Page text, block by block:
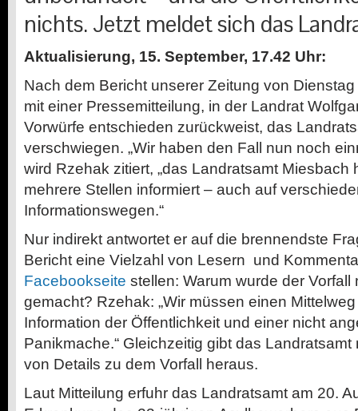
nichts. Jetzt meldet sich das
Aktualisierung, 15. September, 17.42 Uhr:
Nach dem Bericht unserer Zeitung von
mit einer Pressemitteilung, in der Landrat
Vorwürfe entschieden zurückweist, das
verschwiegen. „Wir haben den Fall nun noch
wird Rzehak zitiert, „das Landratsamt Miesbach
mehrere Stellen informiert – auch auf
Informationswegen.“
Nur indirekt antwortet er auf die brennendste
Bericht eine Vielzahl von Lesern und
Facebookseite stellen: Warum wurde der Vorfall
gemacht? Rzehak: „Wir müssen einen
Information der Öffentlichkeit und einer nicht
Panikmache.“ Gleichzeitig gibt das
von Details zu dem Vorfall heraus.
Laut Mitteilung erfuhr das Landratsamt am 20.